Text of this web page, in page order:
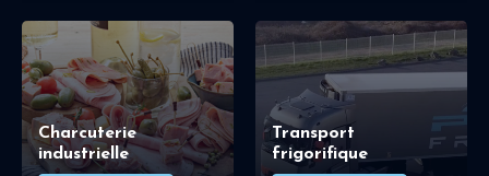
Charcuterie
industrielle
Transport
frigorifique